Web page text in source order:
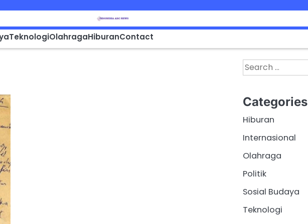
TeknologiOlahragaHiburanContact
Search
for:
Categories
Hiburan
Internasional
Olahraga
Politik
Sosial Budaya
Teknologi